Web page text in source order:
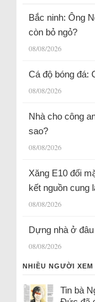
Bắc ninh: Ông
còn bỏ ngỏ?
08/08/2026
Cá độ bóng đá:
08/08/2026
Nhà cho công
sao?
08/08/2026
Xăng E10 đối
kết nguồn cung
08/08/2026
Dựng nhà ở
08/08/2026
NHIỀU NGƯỜI XEM
Tin bà